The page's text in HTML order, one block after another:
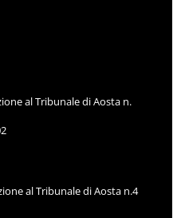
al Tribunale di Aosta n.
al Tribunale di Aosta n.4